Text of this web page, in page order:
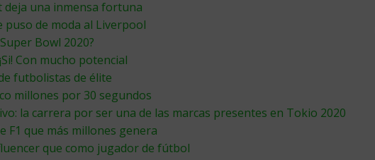
deja una inmensa fortuna
puso de moda al Liverpool
Bowl 2020?
Con mucho potencial
futbolistas de élite
millones por 30 segundos
la carrera por ser una de las marcas presentes en Tokio 2020
F1 que más millones genera
que como jugador de fútbol